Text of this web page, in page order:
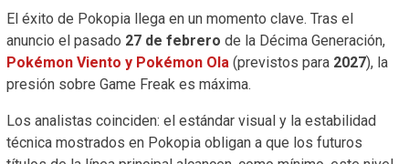
El éxito de Pokopia llega en un momento clave. Tras el
anuncio el pasado 27 de febrero de la Décima Generación,
Pokémon Viento y Pokémon Ola (previstos para 2027), la
presión sobre Game Freak es máxima.
Los analistas coinciden: el estándar visual y la estabilidad
técnica mostrados en Pokopia obligan a que los futuros